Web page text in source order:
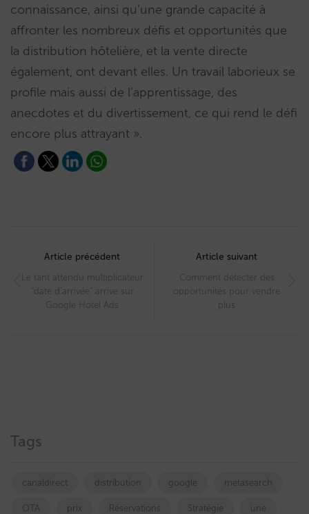
connaissance, ainsi qu’une grande capacité à
affronter les nombreux défis et opportunités que
la distribution hôtelière, et la vente directe
également, ont devant elles. Un travail laborieux se
profile mais aussi de l’apprentissage, des
anecdotes et du divertissement, ce qui rend le défi
encore plus attrayant ».
navigation
Article précédent
Le tant attendu multiplicateur
“date d’arrivée” arrive sur
Google Hotel Ads
Article suivant
Comment détecter des
opportunités pour vendre
plus
Tags
canaldirect distribution google metasearch
OTA prix Réservations Stratégie une